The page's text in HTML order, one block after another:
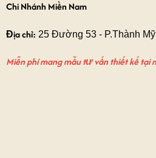
Chi Nhánh Miền Nam
Địa chỉ: 25 Đường 53 - P.Thành
Miễn phí mang mẫu tư vấn thiết kế tại